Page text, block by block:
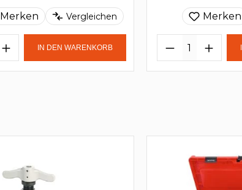
Merken Vergleichen
IN DEN WARENKORB
Merken